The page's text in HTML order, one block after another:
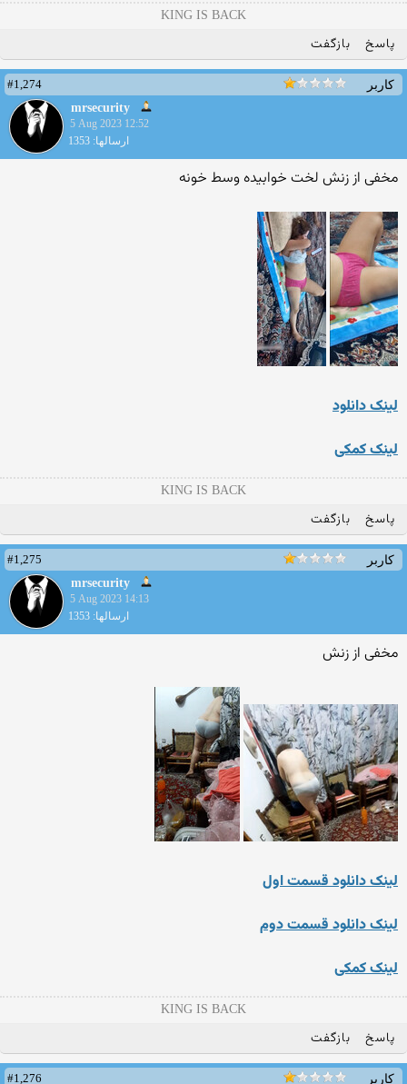
KING IS BACK
پاسخ بازگفت
کاربر
#1,274
mrsecurity
5 Aug 2023 12:52
ارسالها: 1353
مخفی از زنش لخت خوابیده وسط خونه
لینک دانلود
لینک کمکی
KING IS BACK
پاسخ بازگفت
کاربر
#1,275
mrsecurity
5 Aug 2023 14:13
ارسالها: 1353
مخفی از زنش
لینک دانلود قسمت اول
لینک دانلود قسمت دوم
لینک کمکی
KING IS BACK
پاسخ بازگفت
کاربر #1,276